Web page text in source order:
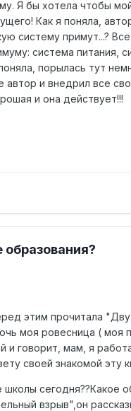
Я бы хотела чтобы
Как я поняла,
систему примут...?
система питания,
порылась тут
и внедрил все
и она действует!!!
этим прочитала
моя ровесница ( моя
говорит, мам, я
своей знакомой эту
сегодня??Какое
взрыв",он